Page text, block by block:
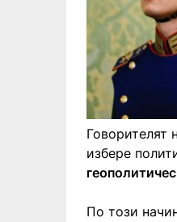
Говорителят
избере
По този